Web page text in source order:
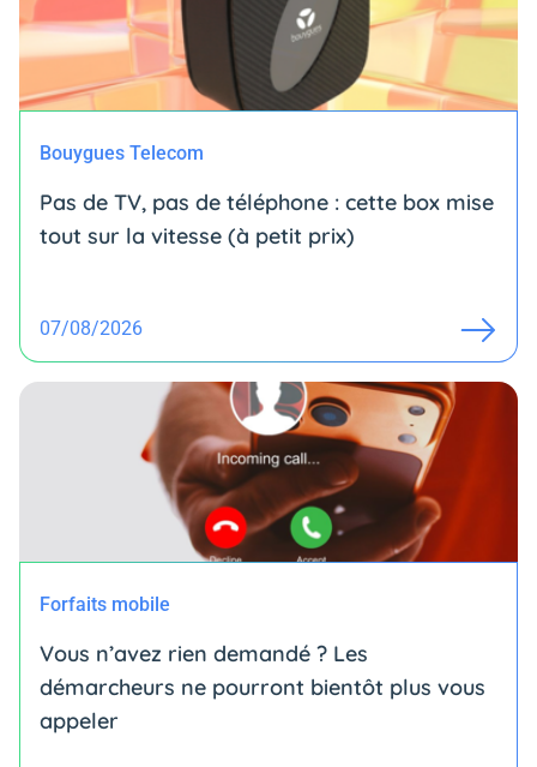
Bouygues Telecom
Pas de TV, pas de téléphone : cette box mise
tout sur la vitesse (à petit prix)
07/08/2026
Forfaits mobile
Vous n’avez rien demandé ? Les
démarcheurs ne pourront bientôt plus vous
appeler